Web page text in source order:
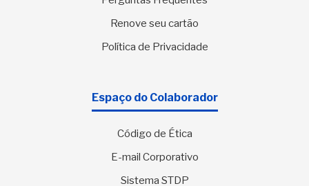
Renove seu cartão
Política de Privacidade
Espaço do Colaborador
Código de Ética
E-mail Corporativo
Sistema STDP